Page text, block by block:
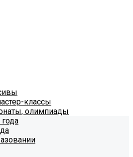
классы
олимпиады
года